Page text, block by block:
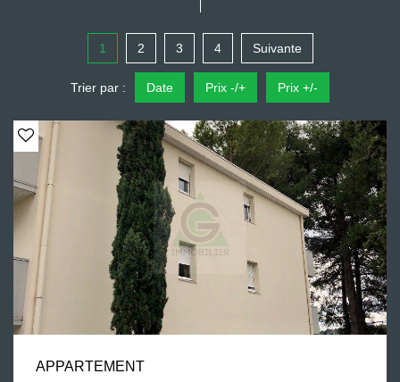
1 2 3 4 Suivante
Trier par : Date Prix -/+ Prix +/-
APPARTEMENT